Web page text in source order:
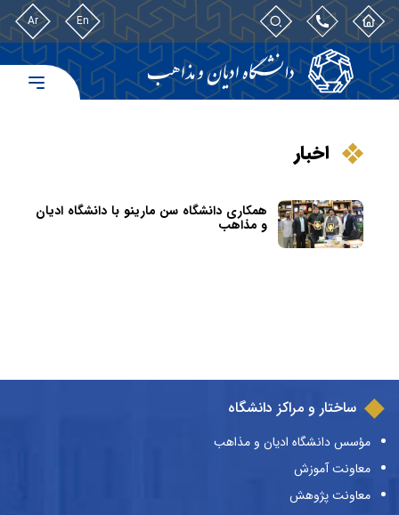
En
Ar
اخبار
همکاری دانشگاه سن مارینو با دانشگاه ادیان
و مذاهب
ساختار و مراکز دانشگاه
مؤسس دانشگاه ادیان و مذاهب
معاونت آموزش
معاونت پژوهش